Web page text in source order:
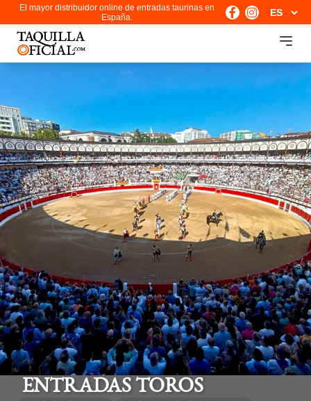
El mayor distribuidor online de entradas taurinas en
España.
ENTRADAS TOROS